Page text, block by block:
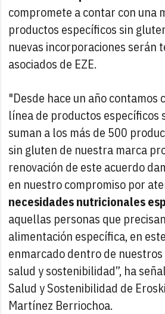
compromete a contar con una
productos específicos sin
nuevas incorporaciones serán
asociados de EZE.
"Desde hace un año contamos
línea de productos específicos
suman a los más de 500
sin gluten de nuestra marca
renovación de este acuerdo
en nuestro compromiso por
necesidades nutricionales
aquellas personas que
alimentación específica, en
enmarcado dentro de nuestros
salud y sostenibilidad”, ha
Salud y Sostenibilidad de
Martínez Berriochoa.